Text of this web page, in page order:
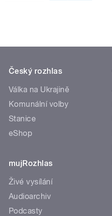
Český rozhlas
Válka na Ukrajině
Komunální volby
Stanice
eShop
mujRozhlas
Živé vysílání
Audioarchiv
Podcasty